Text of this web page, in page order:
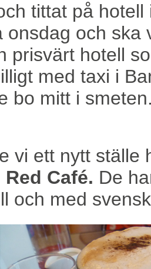
tittat på
onsdag och ska
prisvärt hotell
med taxi i
bo mitt i
vi ett nytt ställe
Red Café. De
och med